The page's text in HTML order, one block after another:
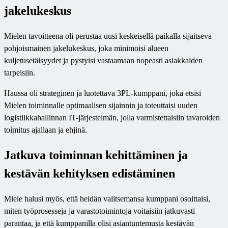
jakelukeskus
Mielen tavoitteena oli perustaa uusi keskeisellä paikalla sijaitseva
pohjoismainen jakelukeskus, joka minimoisi alueen
kuljetusetäisyydet ja pystyisi vastaamaan nopeasti asiakkaiden
tarpeisiin.
Haussa oli strateginen ja luotettava 3PL-kumppani, joka etsisi
Mielen toiminnalle optimaalisen sijainnin ja toteuttaisi uuden
logistiikkahallinnan IT-järjestelmän, jolla varmistettaisiin tavaroiden
toimitus ajallaan ja ehjinä.
Jatkuva toiminnan kehittäminen ja
kestävän kehityksen edistäminen
Miele halusi myös, että heidän valitsemansa kumppani osoittaisi,
miten työprosesseja ja varastotoimintoja voitaisiin jatkuvasti
parantaa, ja että kumppanilla olisi asiantuntemusta kestävän